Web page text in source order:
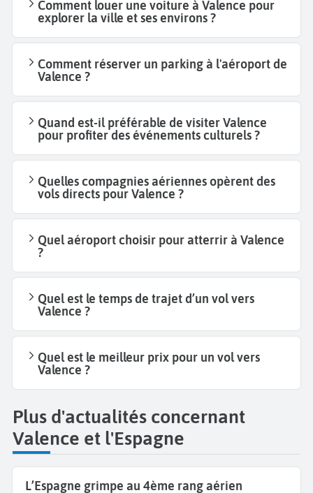
Comment louer une voiture à Valence pour
explorer la ville et ses environs ?
Comment réserver un parking à l'aéroport de
Valence ?
Quand est-il préférable de visiter Valence
pour profiter des événements culturels ?
Quelles compagnies aériennes opèrent des
vols directs pour Valence ?
Quel aéroport choisir pour atterrir à Valence
?
Quel est le temps de trajet d’un vol vers
Valence ?
Quel est le meilleur prix pour un vol vers
Valence ?
Plus d'actualités concernant
Valence et l'Espagne
L’Espagne grimpe au 4ème rang aérien